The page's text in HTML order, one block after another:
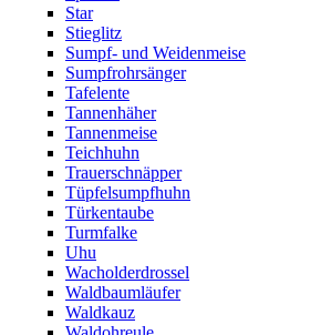
Star
Stieglitz
Sumpf- und Weidenmeise
Sumpfrohrsänger
Tafelente
Tannenhäher
Tannenmeise
Teichhuhn
Trauerschnäpper
Tüpfelsumpfhuhn
Türkentaube
Turmfalke
Uhu
Wacholderdrossel
Waldbaumläufer
Waldkauz